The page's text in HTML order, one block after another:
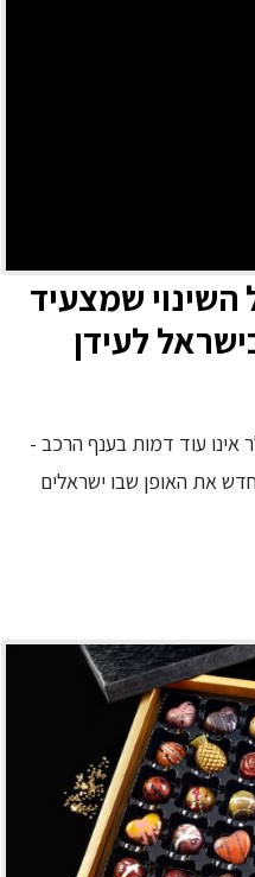
השינוי שמצעיד
לעידן
אינו עוד דמות בענף הרכב -
את האופן שבו ישראלים